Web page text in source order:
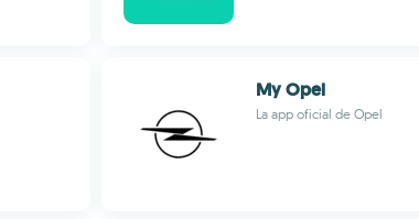
My Opel
La app oficial de Opel